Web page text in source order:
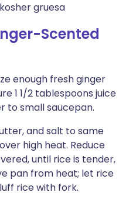
gruesa
Scented
enough fresh ginger
1 1/2 tablespoons juice
to small saucepan.
and salt to same
high heat. Reduce
until rice is tender,
pan from heat; let rice
rice with fork.